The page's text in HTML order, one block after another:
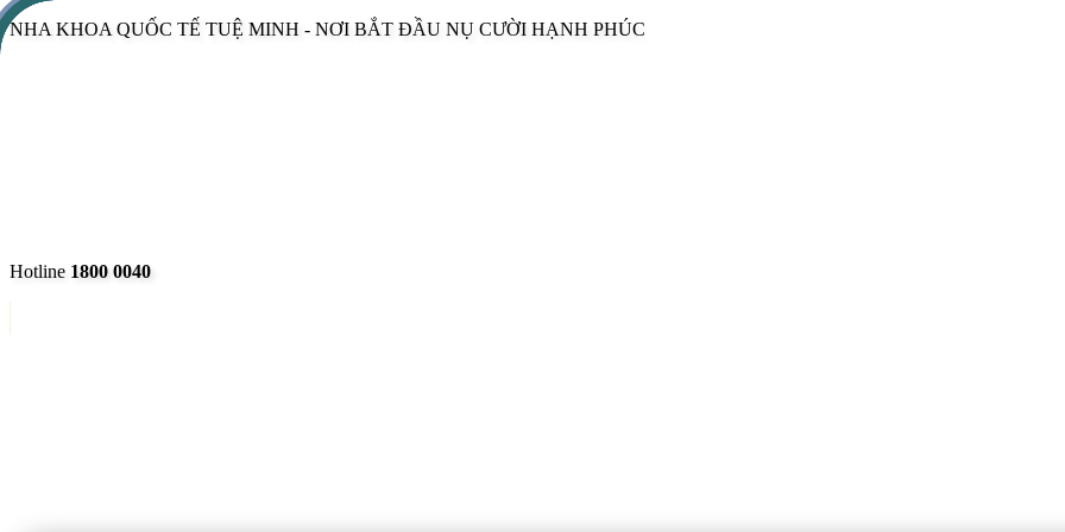
NHA KHOA QUỐC TẾ TUỆ MINH - NƠI BẮT ĐẦU NỤ CƯỜI HẠNH PHÚC
Hotline 1800 0040